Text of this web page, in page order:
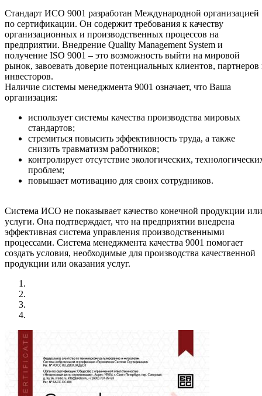
Стандарт ИСО 9001 разработан Международной организацией
по сертификации. Он содержит требования к качеству
организационных и производственных процессов на
предприятии. Внедрение Quality Management System и
получение ISO 9001 – это возможность выйти на мировой
рынок, завоевать доверие потенциальных клиентов, партнеров
инвесторов.
Наличие системы менеджмента 9001 означает, что Ваша
организация:
использует системы качества производства мировых
стандартов;
стремиться повысить эффективность труда, а также
снизить травматизм работников;
контролирует отсутствие экологических,
проблем;
повышает мотивацию для своих сотрудников.
Система ИСО не показывает качество конечной продукции или
услуги. Она подтверждает, что на предприятии внедрена
эффективная система управления производственными
процессами. Система менеджмента качества 9001 помогает
создать условия, необходимые для производства качественной
продукции или оказания услуг.